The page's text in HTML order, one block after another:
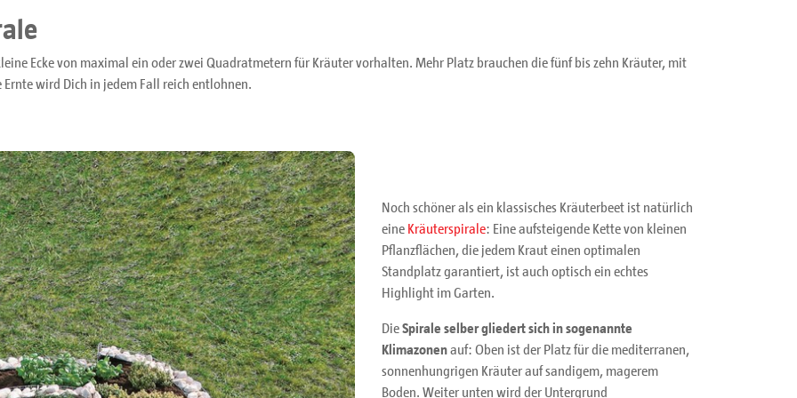
Ecke von maximal ein oder zwei Quadratmetern für Kräuter vorhalten. Mehr Platz brauchen die fünf bis zehn Kräuter, mit
wird Dich in jedem Fall reich entlohnen.
Noch schöner als ein klassisches Kräuterbeet ist natürlich
eine Kräuterspirale: Eine aufsteigende Kette von kleinen
Pflanzflächen, die jedem Kraut einen optimalen
Standplatz garantiert, ist auch optisch ein echtes
Highlight im Garten.
DieSpirale selber gliedert sich in sogenannte
Klimazonenauf: Oben ist der Platz für die mediterranen,
sonnenhungrigen Kräuter auf sandigem, magerem
Boden. Weiter unten wird der Untergrund